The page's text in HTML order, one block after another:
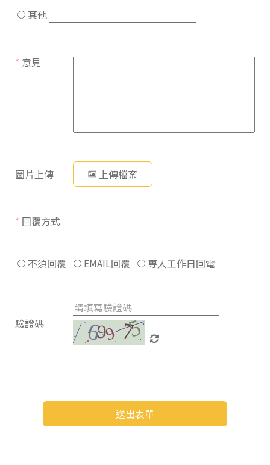
其他
* 意見
圖片上傳 上傳檔案
* 回覆方式
不須回覆 EMAIL回覆 專人工作日回電
驗證碼
送出表單